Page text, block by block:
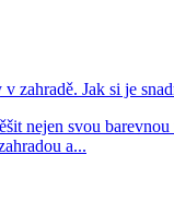
zahradě. Jak si je
nejen svou
a...